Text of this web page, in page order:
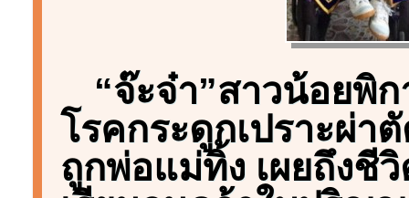
“จ๊ะจ๋า”สาวน้อยพิ
โรคกระดูกเปราะผ่า
ถูกพ่อแม่ทิ้ง เผยถึงชี